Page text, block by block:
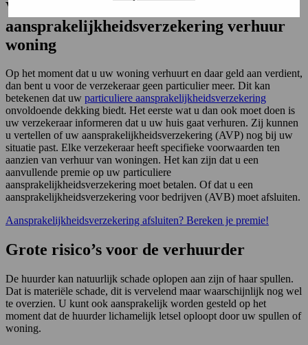
Voorwaarden
aansprakelijkheidsverzekering verhuur
woning
Op het moment dat u uw woning verhuurt en daar geld aan verdient,
dan bent u voor de verzekeraar geen particulier meer. Dit kan
betekenen dat uw particuliere aansprakelijkheidsverzekering
onvoldoende dekking biedt. Het eerste wat u dan ook moet doen is
uw verzekeraar informeren dat u uw huis gaat verhuren. Zij kunnen
u vertellen of uw aansprakelijkheidsverzekering (AVP) nog bij uw
situatie past. Elke verzekeraar heeft specifieke voorwaarden ten
aanzien van verhuur van woningen. Het kan zijn dat u een
aanvullende premie op uw particuliere
aansprakelijkheidsverzekering moet betalen. Of dat u een
aansprakelijkheidsverzekering voor bedrijven (AVB) moet afsluiten.
Aansprakelijkheidsverzekering afsluiten? Bereken je premie!
Grote risico’s voor de verhuurder
De huurder kan natuurlijk schade oplopen aan zijn of haar spullen.
Dat is materiële schade, dit is vervelend maar waarschijnlijk nog wel
te overzien. U kunt ook aansprakelijk worden gesteld op het
moment dat de huurder lichamelijk letsel oploopt door uw spullen of
woning.